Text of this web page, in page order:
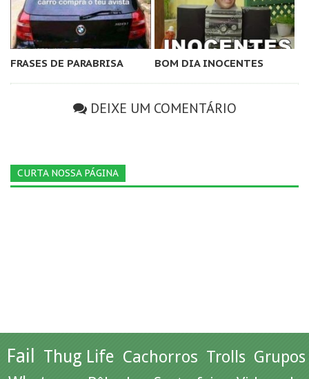
FRASES DE PARABRISA BOM DIA INOCENTES
DEIXE UM COMENTÁRIO
CURTA NOSSA PÁGINA
Fail Thug Life Cachorros Trolls Grupos